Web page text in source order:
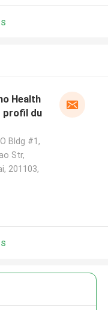
Health
profil du
Bldg #1,
Str,
201103,